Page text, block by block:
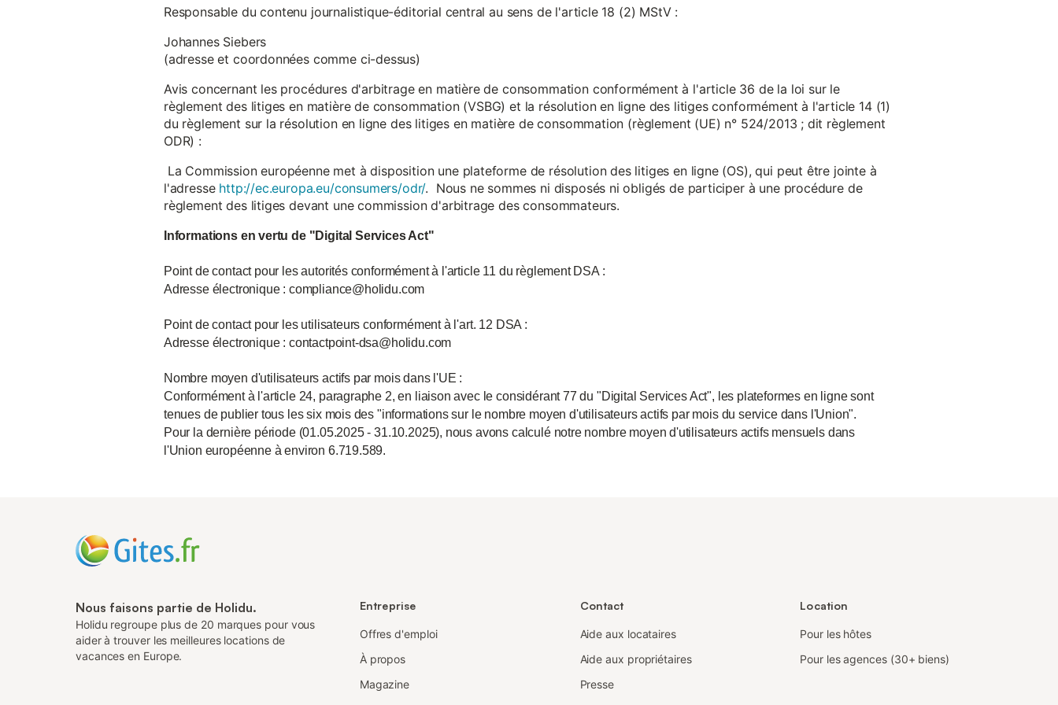
Responsable du contenu journalistique-éditorial central au sens de l'article 18 (2) MStV :
Johannes Siebers
(adresse et coordonnées comme ci-dessus)
Avis concernant les procédures d'arbitrage en matière de consommation conformément à l'article 36 de la loi sur le
règlement des litiges en matière de consommation (VSBG) et la résolution en ligne des litiges conformément à l'article 14 (1)
du règlement sur la résolution en ligne des litiges en matière de consommation (règlement (UE) n° 524/2013 ; dit règlement
ODR) :
La Commission européenne met à disposition une plateforme de résolution des litiges en ligne (OS), qui peut être jointe à
l'adresse http://ec.europa.eu/consumers/odr/. Nous ne sommes ni disposés ni obligés de participer à une procédure de
règlement des litiges devant une commission d'arbitrage des consommateurs.
Informations en vertu de "Digital Services Act"
Point de contact pour les autorités conformément à l'article 11 du règlement DSA :
Adresse électronique : compliance@holidu.com
Point de contact pour les utilisateurs conformément à l'art. 12 DSA :
Adresse électronique : contactpoint-dsa@holidu.com
Nombre moyen d'utilisateurs actifs par mois dans l'UE :
Conformément à l'article 24, paragraphe 2, en liaison avec le considérant 77 du "Digital Services Act", les plateformes en ligne sont
tenues de publier tous les six mois des "informations sur le nombre moyen d'utilisateurs actifs par mois du service dans l'Union".
Pour la dernière période (01.05.2025 - 31.10.2025), nous avons calculé notre nombre moyen d'utilisateurs actifs mensuels dans
l'Union européenne à environ 6.719.589.
Nous faisons partie de Holidu.
Holidu regroupe plus de 20 marques pour vous
aider à trouver les meilleures locations de
vacances en Europe.
Entreprise
Offres d'emploi
À propos
Magazine
Contact
Aide aux locataires
Aide aux propriétaires
Presse
Location
Pour les hôtes
Pour les agences (30+ biens)